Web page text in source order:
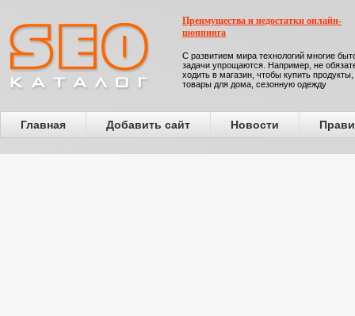
Преимущества и недостатки онлайн-
шоппинга
С развитием мира технологий многие
задачи упрощаются. Например, не
ходить в магазин, чтобы купить продукты,
товары для дома, сезонную одежду
Главная Добавить сайт Новости